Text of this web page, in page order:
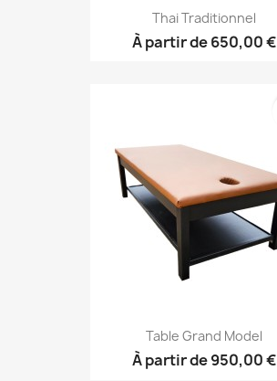
Thai Traditionnel
À partir de650,00 €
Table Grand Model
À partir de950,00 €